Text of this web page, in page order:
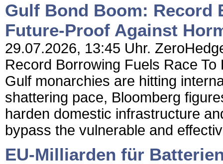
Gulf Bond Boom: Record
Future-Proof Against
29.07.2026, 13:45 Uhr.
Record Borrowing Fuels Race
Gulf monarchies are hitting
shattering pace, Bloomberg
harden domestic infrastructure
bypass the vulnerable and
EU-Milliarden für